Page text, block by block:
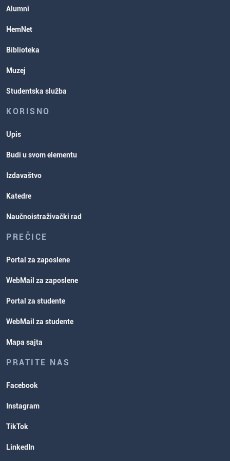
Alumni
HemNet
Biblioteka
Muzej
Studentska služba
KORISNO
Upis
Budi u svom elementu
Izdavaštvo
Katedre
Naučnoistraživački rad
PREČICE
Portal za zaposlene
WebMail za zaposlene
Portal za studente
WebMail za studente
Mapa sajta
PRATITE NAS
Facebook
Instagram
TikTok
LinkedIn